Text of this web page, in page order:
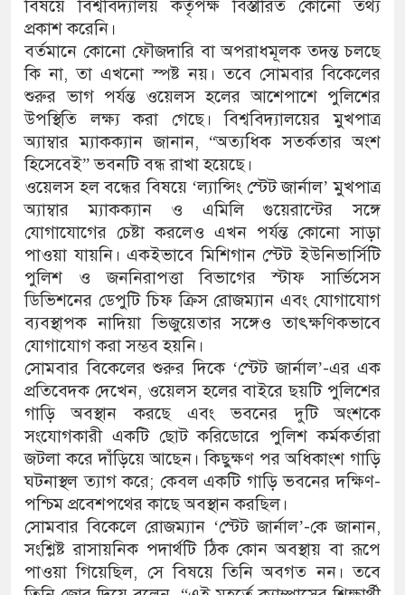
বিষয়ে বিশ্ববিদ্যালয় কর্তৃপক্ষ বিস্তারিত কোনো তথ্য
প্রকাশ করেনি।
বর্তমানে কোনো ফৌজদারি বা অপরাধমূলক তদন্ত চলছে
কি না, তা এখনো স্পষ্ট নয়। তবে সোমবার বিকেলের
শুরুর ভাগ পর্যন্ত ওয়েলস হলের আশেপাশে পুলিশের
উপস্থিতি লক্ষ্য করা গেছে। বিশ্ববিদ্যালয়ের মুখপাত্র
অ্যাম্বার ম্যাকক্যান জানান, “অত্যধিক সতর্কতার অংশ
হিসেবেই” ভবনটি বন্ধ রাখা হয়েছে।
ওয়েলস হল বন্ধের বিষয়ে ‘ল্যান্সিং স্টেট জার্নাল’ মুখপাত্র
অ্যাম্বার ম্যাকক্যান ও এমিলি গুয়েরান্টের সঙ্গে
যোগাযোগের চেষ্টা করলেও এখন পর্যন্ত কোনো সাড়া
পাওয়া যায়নি। একইভাবে মিশিগান স্টেট ইউনিভার্সিটি
পুলিশ ও জননিরাপত্তা বিভাগের স্টাফ সার্ভিসেস
ডিভিশনের ডেপুটি চিফ ক্রিস রোজম্যান এবং যোগাযোগ
ব্যবস্থাপক নাদিয়া ভিজুয়েতার সঙ্গেও তাৎক্ষণিকভাবে
যোগাযোগ করা সম্ভব হয়নি।
সোমবার বিকেলের শুরুর দিকে ‘স্টেট জার্নাল’-এর এক
প্রতিবেদক দেখেন, ওয়েলস হলের বাইরে ছয়টি পুলিশের
গাড়ি অবস্থান করছে এবং ভবনের দুটি অংশকে
সংযোগকারী একটি ছোট করিডোরে পুলিশ কর্মকর্তারা
জটলা করে দাঁড়িয়ে আছেন। কিছুক্ষণ পর অধিকাংশ গাড়ি
ঘটনাস্থল ত্যাগ করে; কেবল একটি গাড়ি ভবনের দক্ষিণ-
পশ্চিম প্রবেশপথের কাছে অবস্থান করছিল।
সোমবার বিকেলে রোজম্যান ‘স্টেট জার্নাল’-কে জানান,
সংশ্লিষ্ট রাসায়নিক পদার্থটি ঠিক কোন অবস্থায় বা রূপে
পাওয়া গিয়েছিল, সে বিষয়ে তিনি অবগত নন। তবে